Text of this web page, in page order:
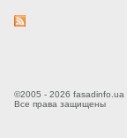
©2005 - 2026 fasadinfo.ua
Все права защищены